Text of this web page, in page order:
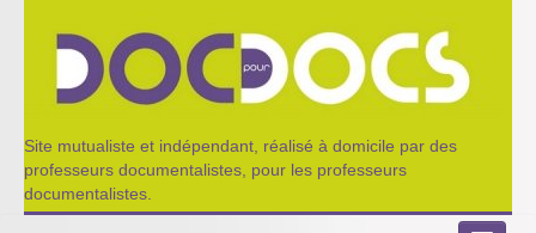
Site mutualiste et indépendant, réalisé à domicile par des
professeurs documentalistes, pour les professeurs
documentalistes.